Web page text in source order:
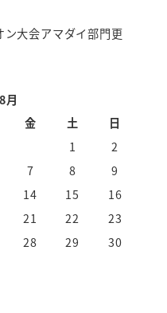
ン大会アマダイ部門更
月
金 土
日
1
2
7 8
9
14 15
16
21 22
23
28 29
30